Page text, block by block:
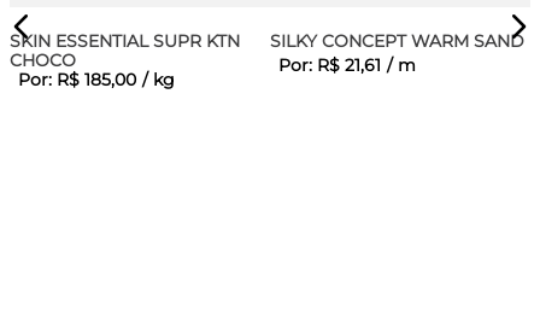
SKIN ESSENTIAL SUPR KTN
CHOCO
Por: R$ 185,00 / kg
SILKY CONCEPT WARM SAND
Por: R$ 21,61 / m